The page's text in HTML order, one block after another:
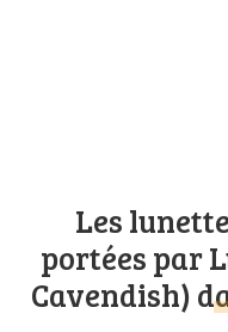
Les
portées par
Cavendish)